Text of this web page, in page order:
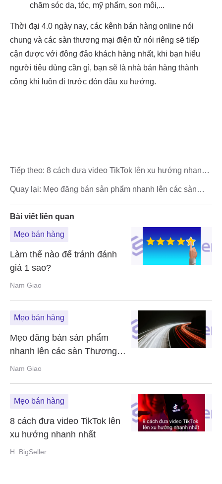
Quay lại: Mẹo đăng bán sản phẩm nhanh lên các sàn
Tiếp theo: 8 cách đưa video TikTok lên xu hướng nhanh
Bài viết liên quan
Mẹo bán hàng
Làm thế nào để tránh đánh
giá 1 sao?
Nam Giao
Mẹo bán hàng
Mẹo đăng bán sản phẩm
nhanh lên các sàn Thương
mại điện tử
Nam Giao
Mẹo bán hàng
8 cách đưa video TikTok lên
xu hướng nhanh nhất
H. BigSeller